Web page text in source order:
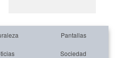
Pantallas
Sociedad